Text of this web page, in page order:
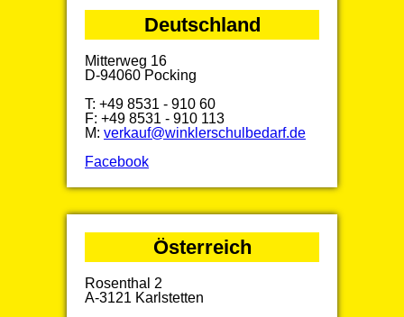
Deutschland
Mitterweg 16
D-94060 Pocking
T: +49 8531 - 910 60
F: +49 8531 - 910 113
M: verkauf@winklerschulbedarf.de
Facebook
Österreich
Rosenthal 2
A-3121 Karlstetten